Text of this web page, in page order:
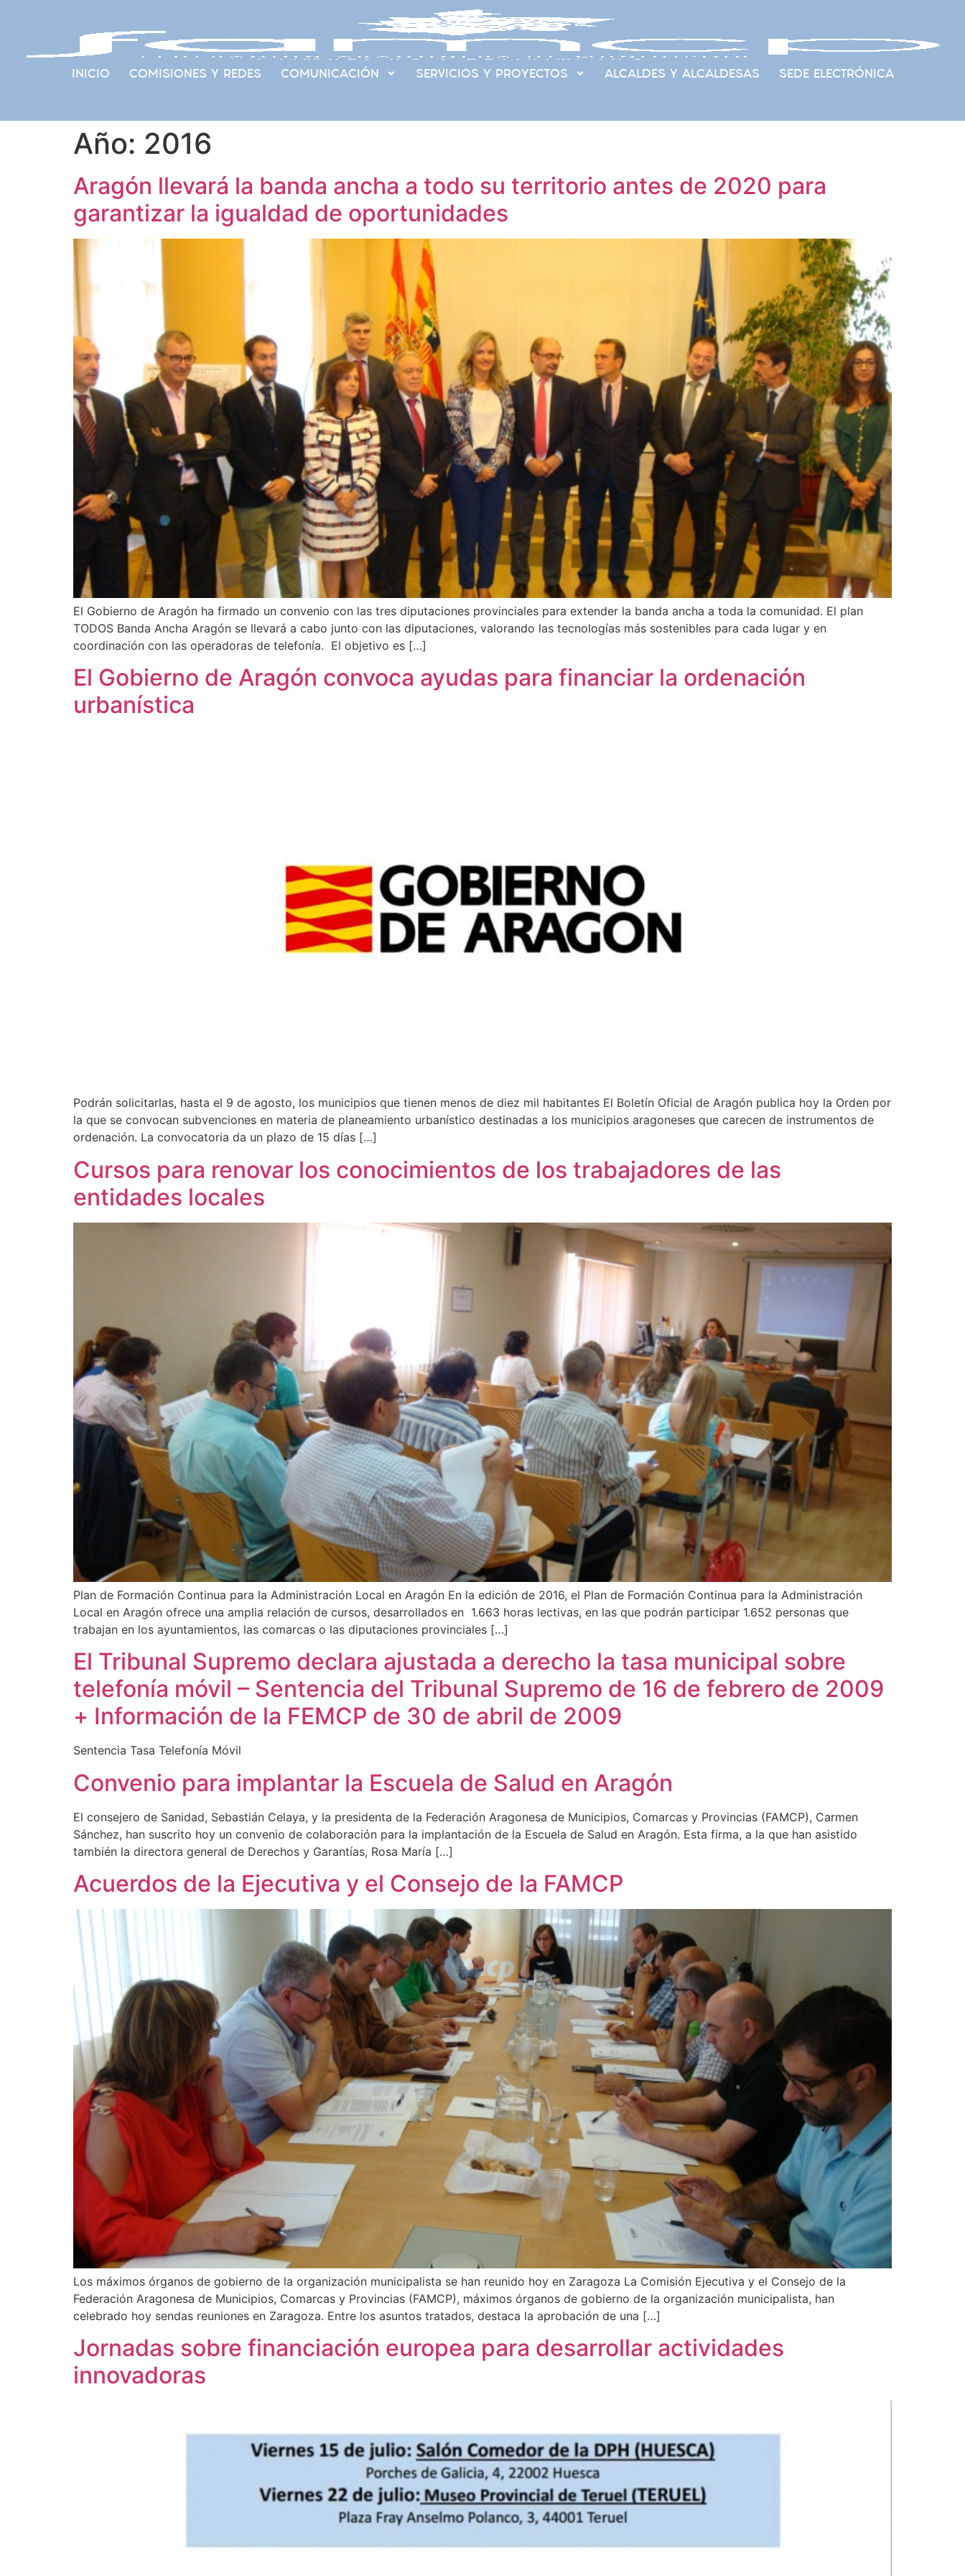
INICIO COMISIONES Y REDES COMUNICACIÓN SERVICIOS Y PROYECTOS ALCALDES Y ALCALDESAS SEDE ELECTRÓNICA
Año: 2016
Aragón llevará la banda ancha a todo su territorio antes de 2020 para
garantizar la igualdad de oportunidades
El Gobierno de Aragón ha firmado un convenio con las tres diputaciones provinciales para extender la banda ancha a toda la comunidad. El plan
TODOS Banda Ancha Aragón se llevará a cabo junto con las diputaciones, valorando las tecnologías más sostenibles para cada lugar y en
coordinación con las operadoras de telefonía. El objetivo es […]
El Gobierno de Aragón convoca ayudas para financiar la ordenación
urbanística
Podrán solicitarlas, hasta el 9 de agosto, los municipios que tienen menos de diez mil habitantes El Boletín Oficial de Aragón publica hoy la Orden por
la que se convocan subvenciones en materia de planeamiento urbanístico destinadas a los municipios aragoneses que carecen de instrumentos de
ordenación. La convocatoria da un plazo de 15 días […]
Cursos para renovar los conocimientos de los trabajadores de las
entidades locales
Plan de Formación Continua para la Administración Local en Aragón En la edición de 2016, el Plan de Formación Continua para la Administración
Local en Aragón ofrece una amplia relación de cursos, desarrollados en 1.663 horas lectivas, en las que podrán participar 1.652 personas que
trabajan en los ayuntamientos, las comarcas o las diputaciones provinciales […]
El Tribunal Supremo declara ajustada a derecho la tasa municipal sobre
telefonía móvil – Sentencia del Tribunal Supremo de 16 de febrero de 2009
+ Información de la FEMCP de 30 de abril de 2009
Sentencia Tasa Telefonía Móvil
Convenio para implantar la Escuela de Salud en Aragón
El consejero de Sanidad, Sebastián Celaya, y la presidenta de la Federación Aragonesa de Municipios, Comarcas y Provincias (FAMCP), Carmen
Sánchez, han suscrito hoy un convenio de colaboración para la implantación de la Escuela de Salud en Aragón. Esta firma, a la que han asistido
también la directora general de Derechos y Garantías, Rosa María […]
Acuerdos de la Ejecutiva y el Consejo de la FAMCP
Los máximos órganos de gobierno de la organización municipalista se han reunido hoy en Zaragoza La Comisión Ejecutiva y el Consejo de la
Federación Aragonesa de Municipios, Comarcas y Provincias (FAMCP), máximos órganos de gobierno de la organización municipalista, han
celebrado hoy sendas reuniones en Zaragoza. Entre los asuntos tratados, destaca la aprobación de una […]
Jornadas sobre financiación europea para desarrollar actividades
innovadoras